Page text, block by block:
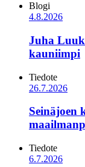
Blogi
4.8.2026
Juha
kauniimpi
Tiedote
26.7.2026
Seinäjoen
Tiedote
6.7.2026